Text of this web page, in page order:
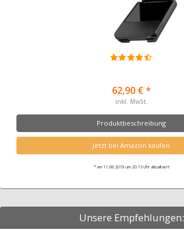
62,90 € *
inkl. MwSt.
Produktbeschreibung
Jetzt bei Amazon kaufen
* am 11.08.2019 um 20:13 Uhr aktualisiert
Unsere Empfehlungen: